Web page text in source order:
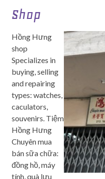
Shop
Hồng Hưng
shop
Specializes in
buying, selling
and repairing
types: watches,
caculators,
souvenirs. Tiệm
Hồng Hưng
Chuyên mua
bán sữa chữa:
đồng hồ, máy
tính, quà lưu